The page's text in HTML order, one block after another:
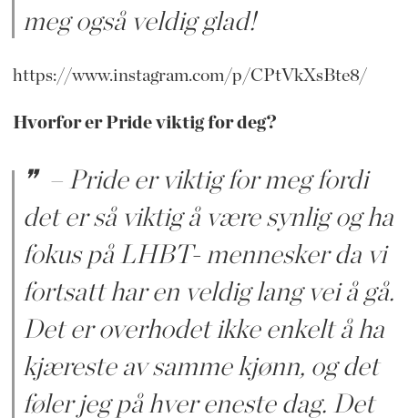
meg også veldig glad!
https://www.instagram.com/p/CPtVkXsBte8/
Hvorfor er Pride viktig for deg?
– Pride er viktig for meg fordi
det er så viktig å være synlig og ha
fokus på LHBT- mennesker da vi
fortsatt har en veldig lang vei å gå.
Det er overhodet ikke enkelt å ha
kjæreste av samme kjønn, og det
føler jeg på hver eneste dag. Det